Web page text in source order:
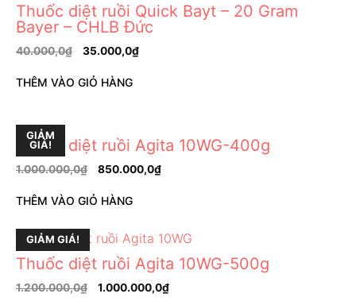
Thuốc diệt ruồi Quick Bayt – 20 Gram
Bayer – CHLB Đức
40.000,0₫ 35.000,0₫
THÊM VÀO GIỎ HÀNG
GIẢM
GIÁ!
Thuốc diệt ruồi Agita 10WG-400g
1.000.000,0₫ 850.000,0₫
THÊM VÀO GIỎ HÀNG
GIẢM GIÁ!
Thuốc diệt ruồi Agita 10WG-500g
1.200.000,0₫ 1.000.000,0₫